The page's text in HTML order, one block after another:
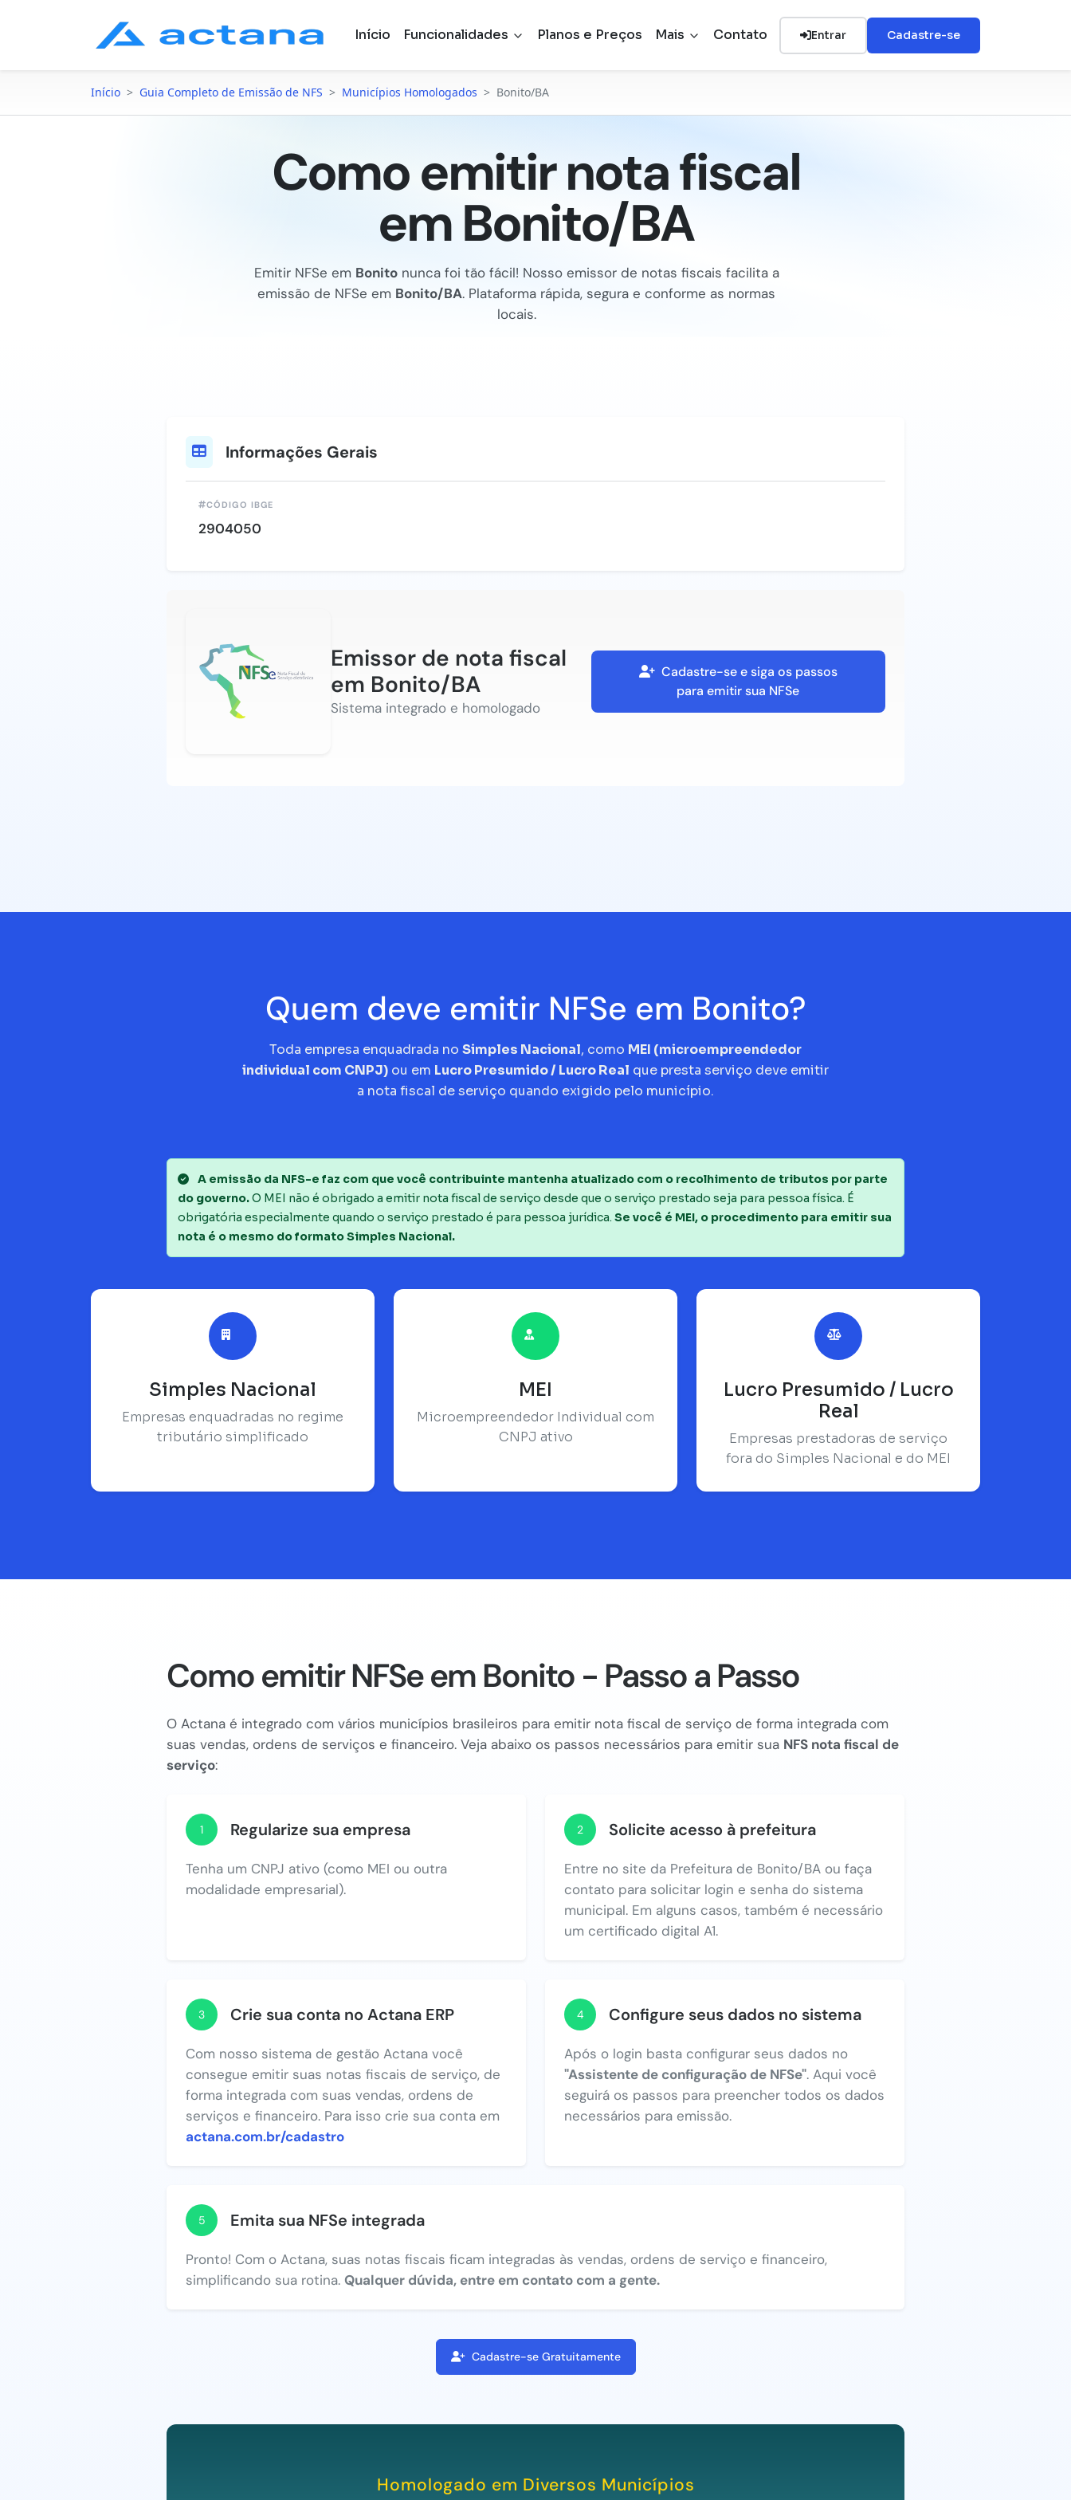
Início Funcionalidades Planos e Preços Mais Contato Entrar Cadastre-se
Início > Guia Completo de Emissão de NFS > Municípios Homologados > Bonito/BA
Como emitir nota fiscal
em Bonito/BA
Emitir NFSe em Bonitonunca foi tão fácil! Nosso emissor de notas fiscais facilita a
emissão de NFSe em Bonito/BA. Plataforma rápida, segura e conforme as normas
locais.
Informações Gerais
CÓDIGO IBGE
2904050
Emissor de nota fiscal
em Bonito/BA
Sistema integrado e homologado
Cadastre-se e siga os passos
para emitir sua NFSe
Quem deve emitir NFSe em Bonito?
Toda empresa enquadrada no Simples Nacional, como MEI (microempreendedor
individual com CNPJ) ou em Lucro Presumido / Lucro Real que presta serviço deve emitir
a nota fiscal de serviço quando exigido pelo município.
A emissão da NFS-e faz com que você contribuinte mantenha atualizado com o recolhimento de tributos por parte
do governo.O MEI não é obrigado a emitir nota fiscal de serviço desde que o serviço prestado seja para pessoa física. É
obrigatória especialmente quando o serviço prestado é para pessoa jurídica. Se você é MEI, o procedimento para emitir sua
nota é o mesmo do formato Simples Nacional.
Simples Nacional
Empresas enquadradas no regime
tributário simplificado
MEI
Microempreendedor Individual com
CNPJ ativo
Lucro Presumido / Lucro
Real
Empresas prestadoras de serviço
fora do Simples Nacional e do MEI
Como emitir NFSe em Bonito - Passo a Passo
O Actana é integrado com vários municípios brasileiros para emitir nota fiscal de serviço de forma integrada com
suas vendas, ordens de serviços e financeiro. Veja abaixo os passos necessários para emitir sua NFS nota fiscal de
serviço:
1 Regularize sua empresa
Tenha um CNPJ ativo (como MEI ou outra
modalidade empresarial).
2 Solicite acesso à prefeitura
Entre no site da Prefeitura de Bonito/BA ou faça
contato para solicitar login e senha do sistema
municipal. Em alguns casos, também é necessário
um certificado digital A1.
3 Crie sua conta no Actana ERP
Com nosso sistema de gestão Actana você
consegue emitir suas notas fiscais de serviço, de
forma integrada com suas vendas, ordens de
serviços e financeiro. Para isso crie sua conta em
actana.com.br/cadastro
4 Configure seus dados no sistema
Após o login basta configurar seus dados no
"Assistente de configuração de NFSe". Aqui você
seguirá os passos para preencher todos os dados
necessários para emissão.
5 Emita sua NFSe integrada
Pronto! Com o Actana, suas notas fiscais ficam integradas às vendas, ordens de serviço e financeiro,
simplificando sua rotina. Qualquer dúvida, entre em contato com a gente.
Cadastre-se Gratuitamente
Homologado em Diversos Municípios